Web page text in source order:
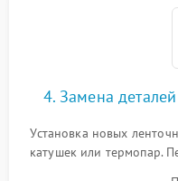
4. Замена
Установка новых
катушек или термопар.